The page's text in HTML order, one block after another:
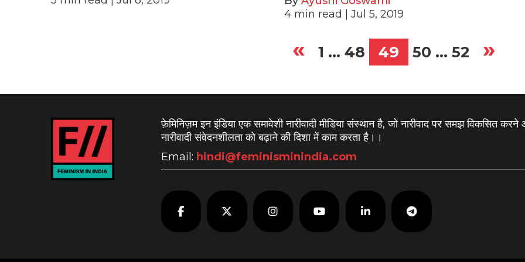
4 min read | Jul 5, 2019
« 1 … 48 49 50 … 52 »
फ़ेमिनिज़म इन इंडिया एक समावेशी नारीवादी मीडिया संस्थान है, जो नारीवाद पर समझ विकसित
नारीवादी संवेदनशीलता को बढ़ाने की दिशा में काम करता है। ।
Email: hindi@feminisminindia.com